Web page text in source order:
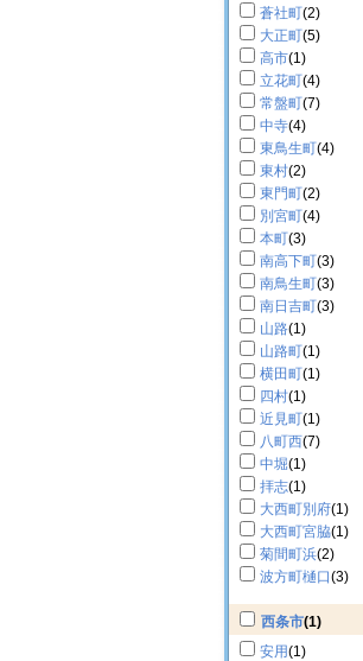
蒼社町(2)
大正町(5)
高市(1)
立花町(4)
常盤町(7)
中寺(4)
東鳥生町(4)
東村(2)
東門町(2)
別宮町(4)
本町(3)
南高下町(3)
南鳥生町(3)
南日吉町(3)
山路(1)
山路町(1)
横田町(1)
四村(1)
近見町(1)
八町西(7)
中堀(1)
拝志(1)
大西町別府(1)
大西町宮脇(1)
菊間町浜(2)
波方町樋口(3)
西条市(1)
安用(1)